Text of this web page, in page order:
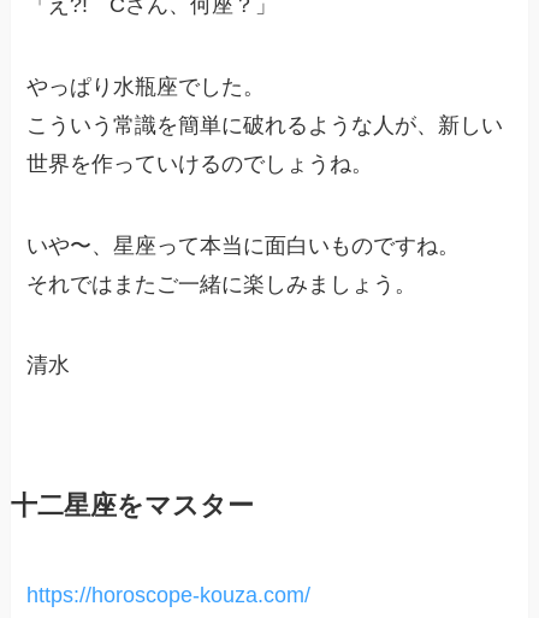
やっぱり水瓶座でした。
こういう常識を簡単に破れるような人が、新しい
世界を作っていけるのでしょうね。
いや〜、星座って本当に面白いものですね。
それではまたご一緒に楽しみましょう。
清水
十二星座をマスター
https://horoscope-kouza.com/